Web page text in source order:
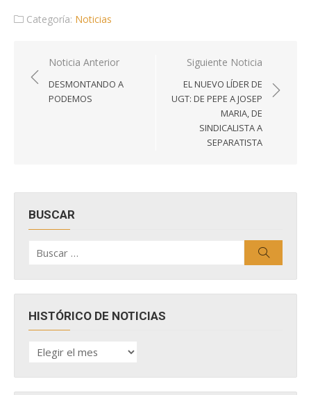
Categoría: Noticias
Navegación
de
entradas
Noticia Anterior
DESMONTANDO A
PODEMOS
Siguiente Noticia
EL NUEVO LÍDER DE
UGT: DE PEPE A JOSEP
MARIA, DE
SINDICALISTA A
SEPARATISTA
BUSCAR
por:
HISTÓRICO DE NOTICIAS
HISTÓRICO
DE